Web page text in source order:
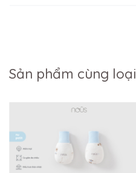
Sản phẩm cùng loại